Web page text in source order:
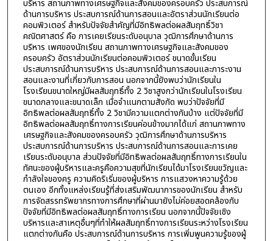
บริหาร สถานภาพทางเศรษฐกิจและสังคมของครอบครัว ประสบการณ์
ด้านการบริหาร ประสบการณ์ด้านการสอนและอัตราส่วนนักเรียนต่อ
คอมพิวเตอร์ สำหรับปัจจัยสำคัญที่มีอิทธิพลต่อผลสัมฤทธิ์วิชา
คณิตศาสตร์ คือ การเคยเรียนระดับอนุบาล วุฒิการศึกษาด้านการ
บริหาร เพศของนักเรียน สถานภาพทางเศรษฐกิจและสังคมของ
ครอบครัว อัตราส่วนนักเรียนต่อคอมพิวเตอร์ ขนาดขั้นเรียน
ประสบการณ์ด้านการบริหาร ประสบการณ์ด้านการสอนและภาระงาน
สอนและงานที่เกี่ยวกับการสอน นอกจากนี้ยังพบว่านักเรียนใน
โรงเรียนขนาดใหญ่มีผลสัมฤทธิ์ทั้ง 2 วิชาสูงกว่านักเรียนในโรงเรียน
ขนาดกลางและขนาดเล็ก เมื่อจำแนกตามสังกัด พบว่าปัจจัยที่มี
อิทธิพลต่อผลสัมฤทธิ์ทั้ง 2 วิชามีความแตกต่างกันบ้าง แต่ปัจจัยที่มี
อิทธิพลต่อผลสัมฤทธิ์ทางการเรียนค่อนข้างมากได้แก่ สถานภาพทาง
เศรษฐกิจและสังคมของครอบครัว วุฒิการศึกษาด้านการบริหาร
ประสบการณ์ด้านการบริหาร ประสบการณ์ด้านการสอนและการเคย
เรียนระดับอนุบาล ส่วนปัจจัยที่มีอิทธิพลต่อผลสัมฤทธิ์ทางการเรียนใน
ทัศนะของผู้บริหารและครูคือความสุขที่นักเรียนได้มาโรงเรียนขวัญและ
กำลังใจของครู ความคิดริเริ่มของผู้บริหาร การแสวงหาความรู้ด้วย
ตนเอง อีกทั้งแหล่งเรียนรู้ที่ส่งเสริมพัฒนาการของนักเรียน สำหรับ
การจัดสรรทรัพยากรทางการศึกษาที่ผ่านมายังไม่ค่อยสอดคล้องกับ
ปัจจัยที่มีอิทธิพลต่อผลสัมฤทธิ์ทางการเรียน นอกจากนี้ปัจจัยเชิง
บริหารและสาเหตุอื่นๆที่ทำให้ผลสัมฤทธิ์ทางการเรียนระหว่างโรงเรียน
แตกต่างกันคือ ประสบการณ์ด้านการบริหาร การเพิ่มพูนความรู้ของผู้